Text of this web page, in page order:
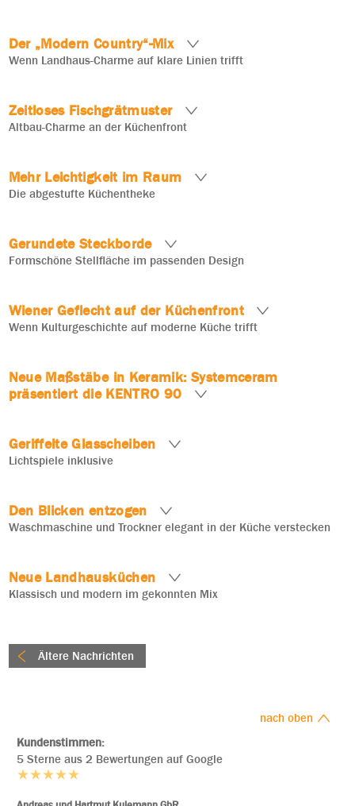
Der „Modern Country“-Mix
Wenn Landhaus-Charme auf klare Linien trifft
Grifflose Gestaltung:
Industrielle Akzente:
Zeitloses Fischgrätmuster
Altbau-Charme an der Küchenfront
Mehr Leichtigkeit im Raum
Die abgestufte Küchentheke
Gerundete Steckborde
Formschöne Stellfläche im passenden Design
Wiener Geflecht auf der Küchenfront
Wenn Kulturgeschichte auf moderne Küche trifft
Neue Maßstäbe in Keramik: Systemceram
präsentiert die KENTRO 90
Geriffelte Glasscheiben
Lichtspiele inklusive
Den Blicken entzogen
Waschmaschine und Trockner elegant in der Küche verstecken
Neue Landhausküchen
Klassisch und modern im gekonnten Mix
Ältere Nachrichten
nach oben
Kundenstimmen:
5 Sterne aus 2 Bewertungen auf Google